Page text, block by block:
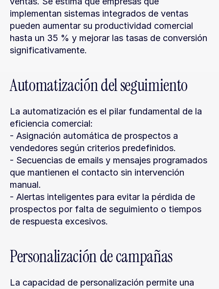
implementan sistemas integrados de ventas
pueden aumentar su productividad comercial
hasta un 35 % y mejorar las tasas de conversión
significativamente.
Automatización del seguimiento
La automatización es el pilar fundamental de la
eficiencia comercial:
- Asignación automática de prospectos a
vendedores según criterios predefinidos.
- Secuencias de emails y mensajes programados
que mantienen el contacto sin intervención
manual.
- Alertas inteligentes para evitar la pérdida de
prospectos por falta de seguimiento o tiempos
de respuesta excesivos.
Personalización de campañas
La capacidad de personalización permite una